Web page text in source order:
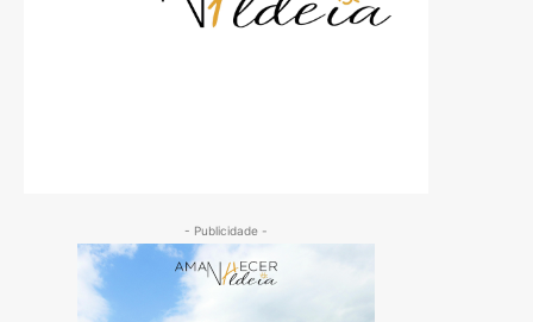
- Publicidade -